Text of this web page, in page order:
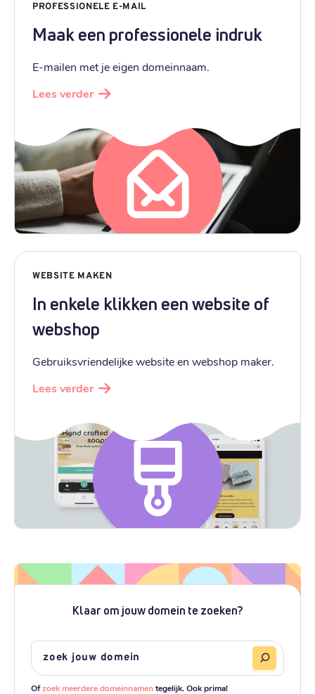
PROFESSIONELE E-MAIL
Maak een professionele indruk
E-mailen met je eigen domeinnaam.
Lees verder
WEBSITE MAKEN
In enkele klikken een website of
webshop
Gebruiksvriendelijke website en webshop maker.
Lees verder
Klaar om jouw domein te zoeken?
Ofzoek meerdere domeinnamentegelijk. Ook prima!